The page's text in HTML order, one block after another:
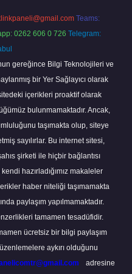
Teams:
0262 606 0 726 Telegram:
gereğince Bilgi Teknolojileri ve
bir Yer Sağlayıcı olarak
içerikleri proaktif olarak
bulunmamaktadır. Ancak,
taşımakta olup, siteye
sayılırlar. Bu internet sitesi,
şirketi ile hiçbir bağlantısı
hazırladığımız makaleler
haber niteliği taşımamakta
paylaşım yapılmamaktadır.
tamamen tesadüfidir.
ücretsiz bir bilgi paylaşım
aykırı olduğunu
adresine